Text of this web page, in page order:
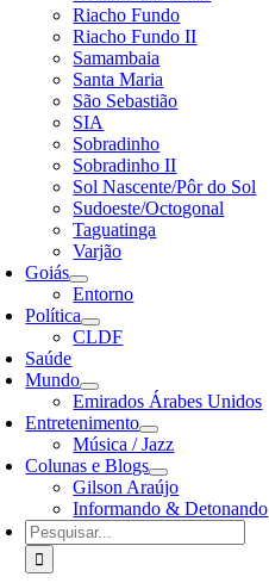
Riacho Fundo
Riacho Fundo II
Samambaia
Santa Maria
São Sebastião
SIA
Sobradinho
Sobradinho II
Sol Nascente/Pôr do Sol
Sudoeste/Octogonal
Taguatinga
Varjão
Goiás
Entorno
Política
CLDF
Saúde
Mundo
Emirados Árabes Unidos
Entretenimento
Música / Jazz
Colunas e Blogs
Gilson Araújo
Informando & Detonando
Buscar
resultados
para: